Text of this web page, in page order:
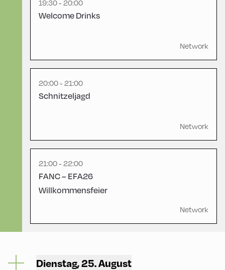
19:30 - 20:00
Welcome Drinks
Network
20:00 - 21:00
Schnitzeljagd
Network
21:00 - 22:00
FANC – EFA26
Willkommensfeier
Network
Dienstag, 25. August